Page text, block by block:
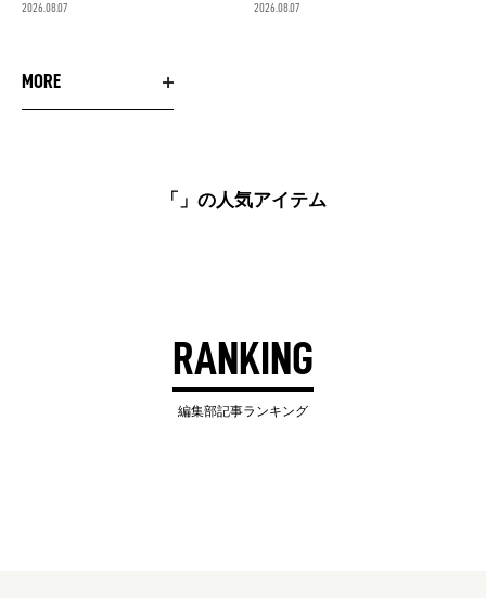
2026.08.07 2026.08.07
MORE
「」の人気アイテム
RANKING
編集部記事ランキング